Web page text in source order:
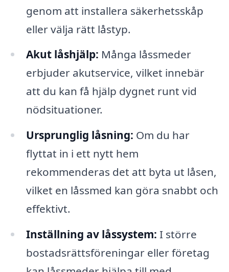
genom att installera säkerhetsskåp
eller välja rätt låstyp.
Akut låshjälp: Många låssmeder
erbjuder akutservice, vilket innebär
att du kan få hjälp dygnet runt vid
nödsituationer.
Ursprunglig låsning: Om du har
flyttat in i ett nytt hem
rekommenderas det att byta ut låsen,
vilket en låssmed kan göra snabbt och
effektivt.
Inställning av låssystem: I större
bostadsrättsföreningar eller företag